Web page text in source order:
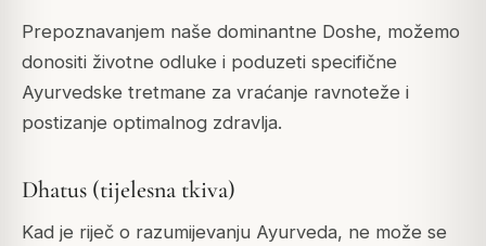
Prepoznavanjem naše dominantne Doshe, možemo
donositi životne odluke i poduzeti specifične
Ayurvedske tretmane za vraćanje ravnoteže i
postizanje optimalnog zdravlja.
Dhatus (tijelesna tkiva)
Kad je riječ o razumijevanju Ayurveda, ne može se